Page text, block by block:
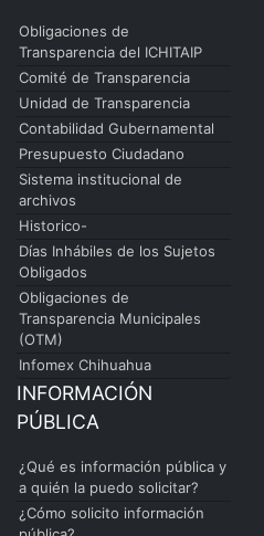
Obligaciones de
Transparencia del ICHITAIP
Comité de Transparencia
Unidad de Transparencia
Contabilidad Gubernamental
Presupuesto Ciudadano
Sistema institucional de
archivos
Historico-
Días Inhábiles de los Sujetos
Obligados
Obligaciones de
Transparencia Municipales
(OTM)
Infomex Chihuahua
INFORMACIÓN
PÚBLICA
¿Qué es información pública y
a quién la puedo solicitar?
¿Cómo solicito información